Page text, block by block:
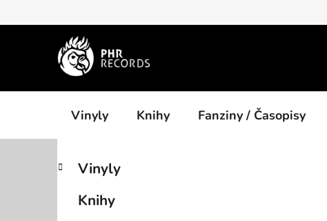
na
Vinyly Knihy Fanziny / Časopisy
PPřeskočit
kategorie
K
a
Vinyly
Knihy